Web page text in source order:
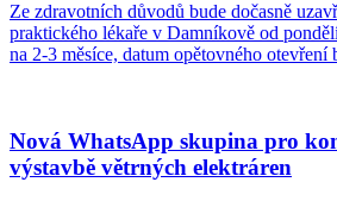
Ze zdravotních důvodů bude dočasně
praktického lékaře v Damníkově od
na 2-3 měsíce, datum opětovného otevření
Nová WhatsApp skupina pro
výstavbě větrných elektráren